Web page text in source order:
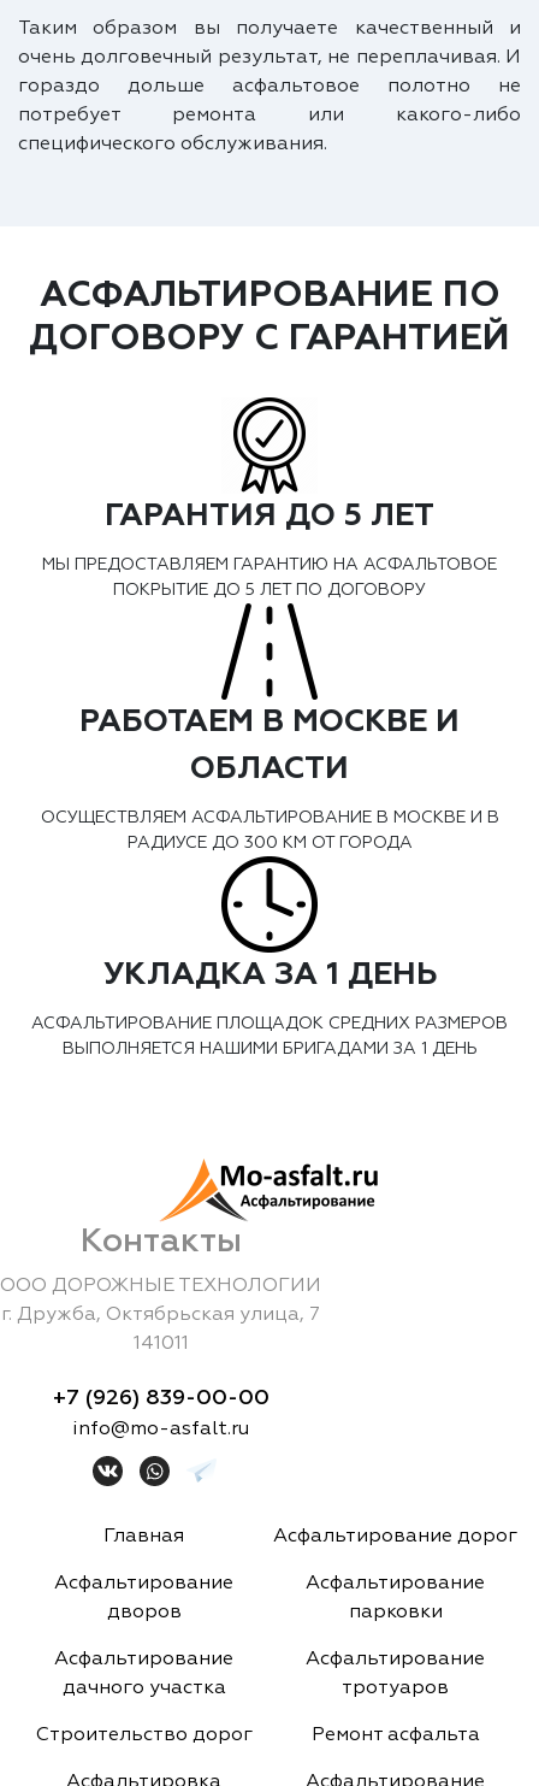
Таким образом вы получаете качественный и
очень долговечный результат, не переплачивая. И
гораздо дольше асфальтовое полотно не
потребует ремонта или какого-либо
специфического обслуживания.
АСФАЛЬТИРОВАНИЕ ПО
ДОГОВОРУ С ГАРАНТИЕЙ
ГАРАНТИЯ ДО 5 ЛЕТ
МЫ ПРЕДОСТАВЛЯЕМ ГАРАНТИЮ НА АСФАЛЬТОВОЕ
ПОКРЫТИЕ ДО 5 ЛЕТ ПО ДОГОВОРУ
РАБОТАЕМ В МОСКВЕ И
ОБЛАСТИ
ОСУЩЕСТВЛЯЕМ АСФАЛЬТИРОВАНИЕ В МОСКВЕ И В
РАДИУСЕ ДО 300 КМ ОТ ГОРОДА
УКЛАДКА ЗА 1 ДЕНЬ
АСФАЛЬТИРОВАНИЕ ПЛОЩАДОК СРЕДНИХ РАЗМЕРОВ
ВЫПОЛНЯЕТСЯ НАШИМИ БРИГАДАМИ ЗА 1 ДЕНЬ
Контакты
ООО ДОРОЖНЫЕ ТЕХНОЛОГИИ
г. Дружба, Октябрьская улица, 7
141011
+7 (926) 839-00-00
info@mo-asfalt.ru
Главная Асфальтирование дорог
Асфальтирование
дворов
Асфальтирование
парковки
Асфальтирование
дачного участка
Асфальтирование
тротуаров
Строительство дорог Ремонт асфальта